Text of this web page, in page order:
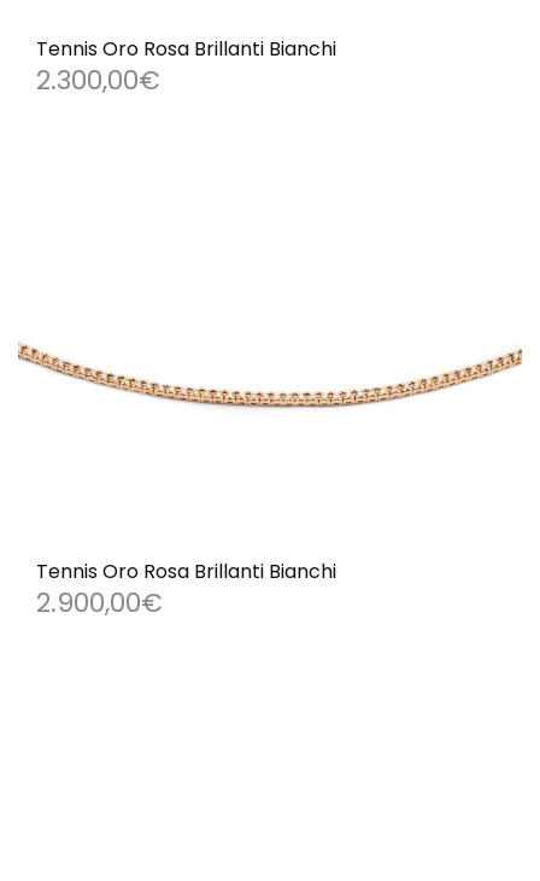
Tennis Oro Rosa Brillanti Bianchi
2.300,00€
Tennis Oro Rosa Brillanti Bianchi
2.900,00€